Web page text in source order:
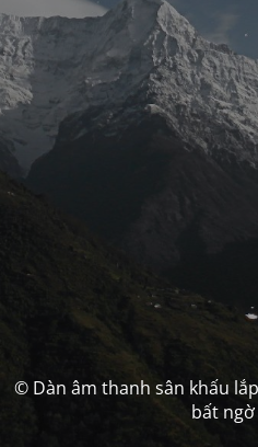
© Dàn âm thanh sân khấu
bất ngờ